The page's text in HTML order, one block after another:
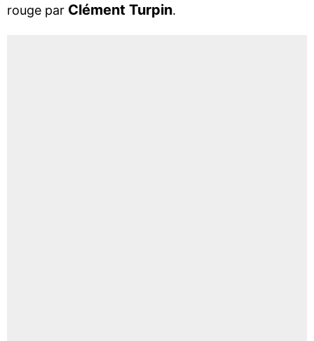
rouge par Clément Turpin.